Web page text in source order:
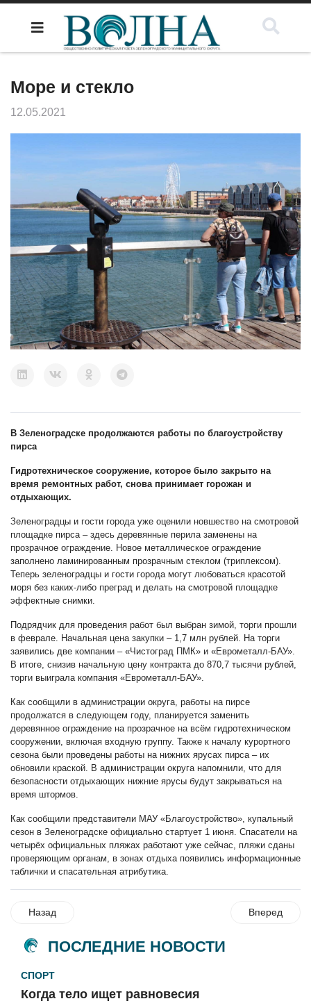
Море и стекло
12.05.2021
В Зеленоградске продолжаются работы по благоустройству
пирса
Гидротехническое сооружение, которое было закрыто на
время ремонтных работ, снова принимает горожан и
отдыхающих.
Зеленоградцы и гости города уже оценили новшество на смотровой
площадке пирса – здесь деревянные перила заменены на
прозрачное ограждение. Новое металлическое ограждение
заполнено ламинированным прозрачным стеклом (триплексом).
Теперь зеленоградцы и гости города могут любоваться красотой
моря без каких-либо преград и делать на смотровой площадке
эффектные снимки.
Подрядчик для проведения работ был выбран зимой, торги прошли
в феврале. Начальная цена закупки – 1,7 млн рублей. На торги
заявились две компании – «Чистоград ПМК» и «Еврометалл-БАУ».
В итоге, снизив начальную цену контракта до 870,7 тысячи рублей,
торги выиграла компания «Еврометалл-БАУ».
Как сообщили в администрации округа, работы на пирсе
продолжатся в следующем году, планируется заменить
деревянное ограждение на прозрачное на всём гидротехническом
сооружении, включая входную группу. Также к началу курортного
сезона были проведены работы на нижних ярусах пирса – их
обновили краской. В администрации округа напомнили, что для
безопасности отдыхающих нижние ярусы будут закрываться на
время штормов.
Как сообщили представители МАУ «Благоустройство», купальный
сезон в Зеленоградске официально стартует 1 июня. Спасатели на
четырёх официальных пляжах работают уже сейчас, пляжи сданы
проверяющим органам, в зонах отдыха появились информационные
таблички и спасательная атрибутика.
Назад Вперед
ПОСЛЕДНИЕ НОВОСТИ
СПОРТ
Когда тело ищет равновесия